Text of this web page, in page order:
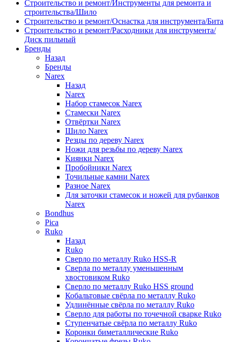
Строительство и ремонт/Инструменты для ремонта и
строительства/Шило
Строительство и ремонт/Оснастка для инструмента/Бита
Строительство и ремонт/Расходники для инструмента/
Диск пильный
Бренды
Назад
Бренды
Narex
Назад
Narex
Набор стамесок Narex
Стамески Narex
Отвёртки Narex
Шило Narex
Резцы по дереву Narex
Ножи для резьбы по дереву Narex
Киянки Narex
Пробойники Narex
Точильные камни Narex
Разное Narex
Для заточки стамесок и ножей для рубанков
Narex
Bondhus
Pica
Ruko
Назад
Ruko
Сверло по металлу Ruko HSS-R
Сверла по металлу уменьшенным
хвостовиком Ruko
Сверло по металлу Ruko HSS ground
Кобальтовые свёрла по металлу Ruko
Удлинённые свёрла по металлу Ruko
Сверло для работы по точечной сварке Ruko
Ступенчатые свёрла по металлу Ruko
Коронки биметаллические Ruko